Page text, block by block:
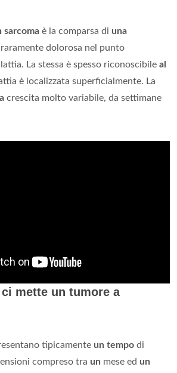
sarcoma è la comparsa di una
dolorosa nel punto
La stessa è spesso riconoscibile al
è localizzata superficialmente. La
crescita molto variabile, da settimane
mette un tumore a
tipicamente un tempo di
compreso tra un mese ed un